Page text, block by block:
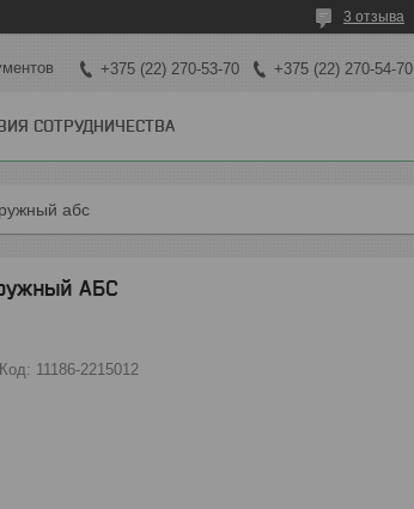
3 отзыва
+375 (22) 270-53-70 +375 (22) 270-54-70
СОТРУДНИЧЕСТВА
абс
АБС
Код: 11186-2215012